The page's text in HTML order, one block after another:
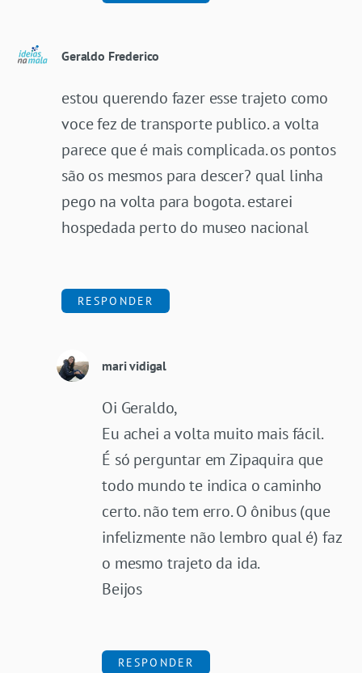
Geraldo Frederico
estou querendo fazer esse trajeto como
voce fez de transporte publico. a volta
parece que é mais complicada. os pontos
são os mesmos para descer? qual linha
pego na volta para bogota. estarei
hospedada perto do museo nacional
RESPONDER
mari vidigal
Oi Geraldo,
Eu achei a volta muito mais fácil.
É só perguntar em Zipaquira que
todo mundo te indica o caminho
certo. não tem erro. O ônibus (que
infelizmente não lembro qual é) faz
o mesmo trajeto da ida.
Beijos
RESPONDER